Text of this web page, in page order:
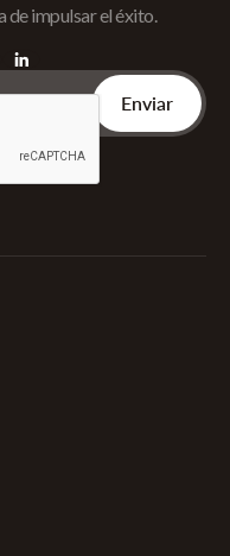
de impulsar el éxito.